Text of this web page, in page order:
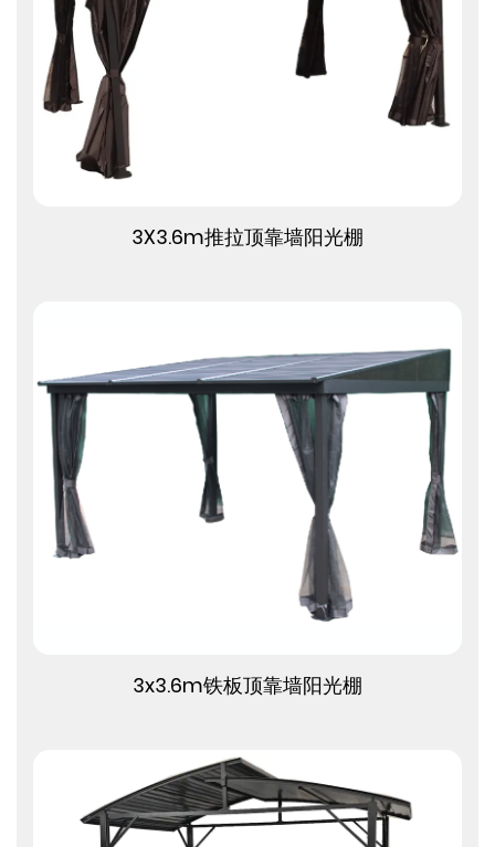
查看更多
3X3.6m推拉顶靠墙阳光棚
查看更多
3x3.6m铁板顶靠墙阳光棚